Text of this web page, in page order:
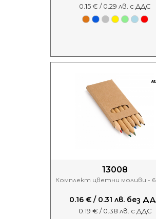
0.15 € / 0.29 лв. с ДДС
13008
Комплект цветни моливи -
0.16 € / 0.31 лв. без
0.19 € / 0.38 лв. с ДДС